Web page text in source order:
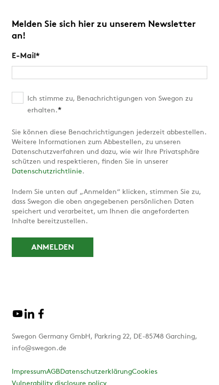
Melden Sie sich hier zu unserem Newsletter
an!
E-Mail *
Ich stimme zu, Benachrichtigungen von Swegon zu
erhalten.*
Sie können diese Benachrichtigungen jederzeit abbestellen.
Weitere Informationen zum Abbestellen, zu unseren
Datenschutzverfahren und dazu, wie wir Ihre Privatsphäre
schützen und respektieren, finden Sie in unserer
Datenschutzrichtlinie.
Indem Sie unten auf „Anmelden“ klicken, stimmen Sie zu,
dass Swegon die oben angegebenen persönlichen Daten
speichert und verarbeitet, um Ihnen die angeforderten
Inhalte bereitzustellen.
Swegon Germany GmbH, Parkring 22, DE-85748 Garching,
info@swegon.de
ImpressumAGBDatenschutzerklärungCookies